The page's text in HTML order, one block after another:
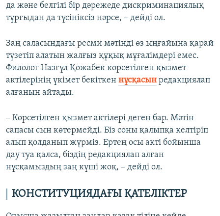
да және белгілі бір дәрежеде дискриминациялық
тұрғыдан да түсініксіз нәрсе, – дейді ол.
Заң саласындағы ресми мәтінді өз ыңғайына қарай
түзетіп алатын жалғыз құқық мұғалімдері емес.
Филолог Назгүл Қожабек көрсетілген қызмет
актілерінің үкімет бекіткен нұсқасын редакциялап
алғанын айтады.
– Көрсетілген қызмет актілері деген бар. Мәтін
сапасы сын көтермейді. Біз соны қалыпқа келтіріп
алып қолданып жүрміз. Ертең осы акті бойынша
дау туа қалса, біздің редакциялап алған
нұсқамыздың заң күші жоқ, – дейді ол.
КОНСТИТУЦИЯДАҒЫ ҚАТЕЛІКТЕР